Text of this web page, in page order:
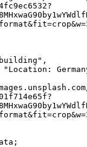
building",
"Location: